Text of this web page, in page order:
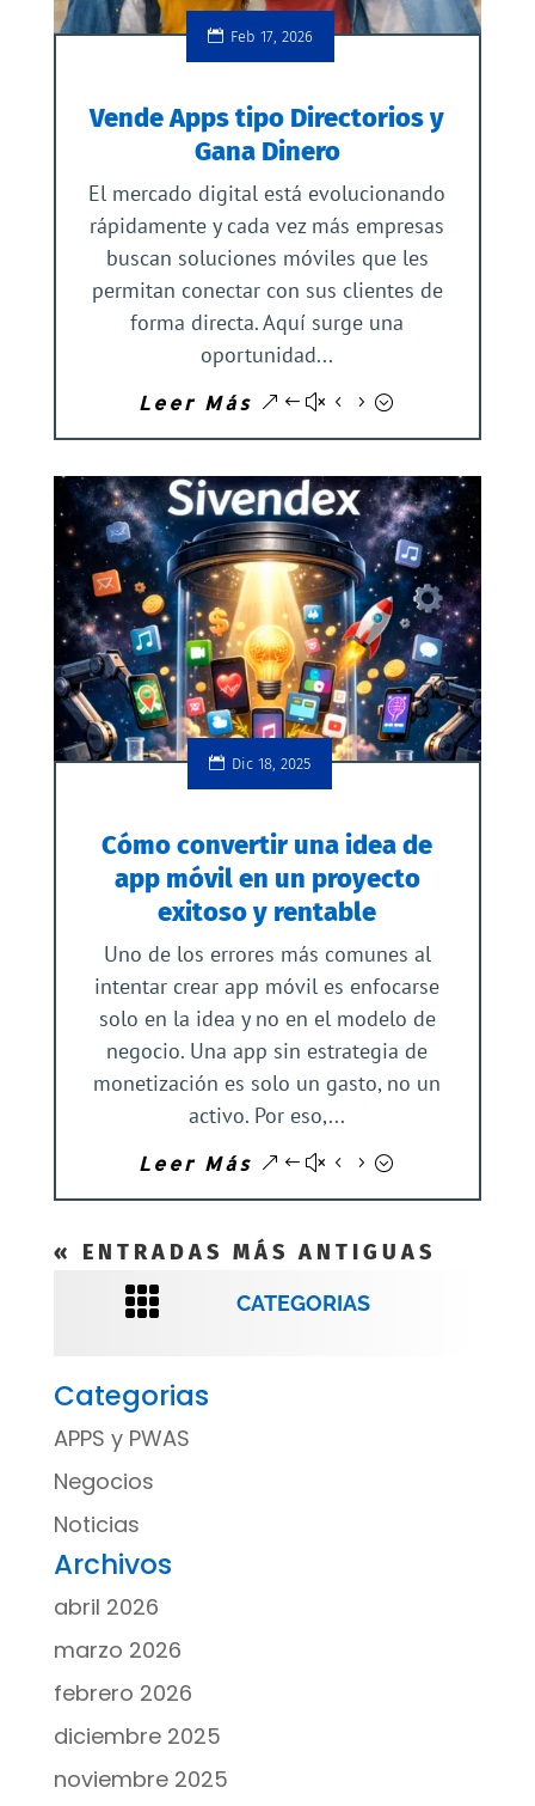
Feb 17, 2026
Vende Apps tipo Directorios y
Gana Dinero
El mercado digital está evolucionando
rápidamente y cada vez más empresas
buscan soluciones móviles que les
permitan conectar con sus clientes de
forma directa. Aquí surge una
oportunidad...
Leer Más
Dic 18, 2025
Cómo convertir una idea de
app móvil en un proyecto
exitoso y rentable
Uno de los errores más comunes al
intentar crear app móvil es enfocarse
solo en la idea y no en el modelo de
negocio. Una app sin estrategia de
monetización es solo un gasto, no un
activo. Por eso,...
Leer Más
« ENTRADAS MÁS ANTIGUAS
 CATEGORIAS
Categorias
APPS y PWAS
Negocios
Noticias
Archivos
abril 2026
marzo 2026
febrero 2026
diciembre 2025
noviembre 2025